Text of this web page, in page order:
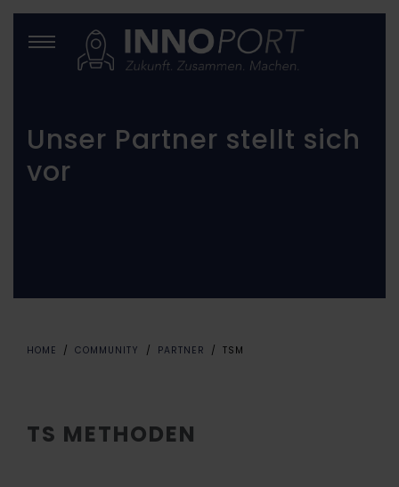
Unser Partner stellt sich
vor
HOME COMMUNITY PARTNER TSM
TS METHODEN